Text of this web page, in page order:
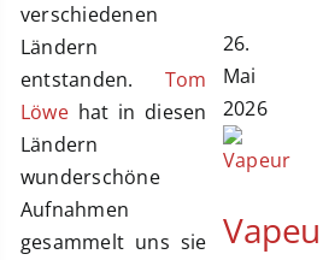
verschiedenen
Ländern
entstanden. Tom
Löwehat in diesen
Ländern
wunderschöne
Aufnahmen
gesammelt uns sie
26.
Mai
2026